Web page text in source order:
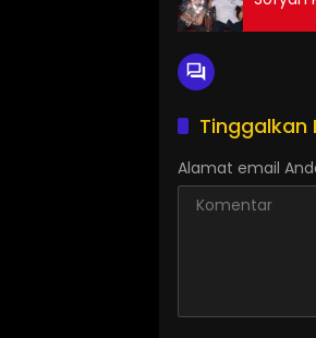
Tinggalkan
Alamat email